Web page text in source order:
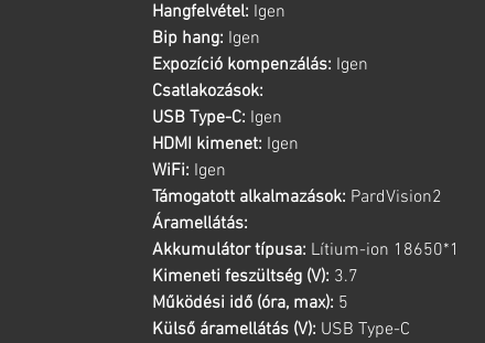
Hangfelvétel: Igen
Bip hang: Igen
Expozíció kompenzálás: Igen
Csatlakozások:
USB Type-C: Igen
HDMI kimenet: Igen
WiFi: Igen
Támogatott alkalmazások: PardVision2
Áramellátás:
Akkumulátor típusa: Lítium-ion 18650*1
Kimeneti feszültség (V): 3.7
Működési idő (óra, max): 5
Külső áramellátás (V): USB Type-C